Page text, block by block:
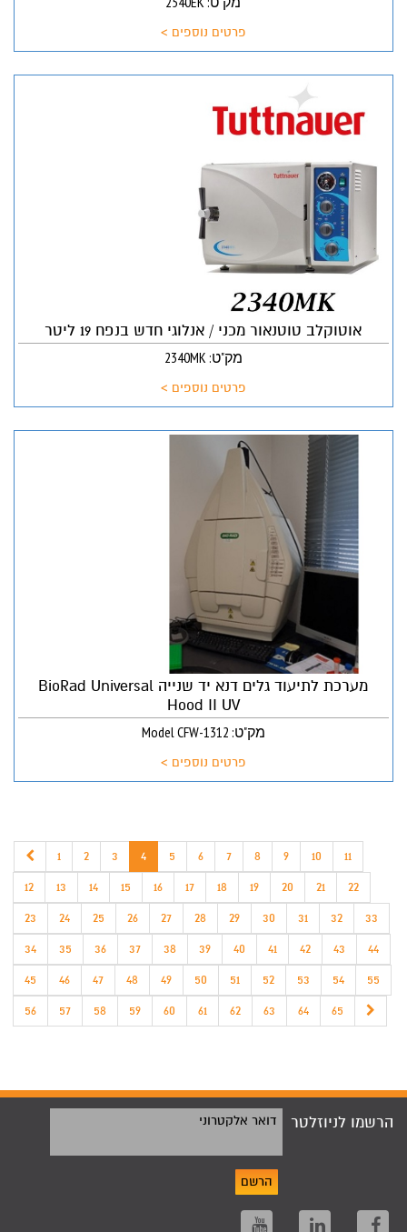
פרטים נוספים >
אוטוקלב טוטנאור מכני / אנלוגי חדש בנפח 19 ליטר
מק"ט: 2340MK
פרטים נוספים >
מערכת לתיעוד גלים דנא יד שנייה BioRad Universal
Hood II UV
מק"ט: Model CFW-1312
פרטים נוספים >
1 2 3 4 5 6 7 8 9 10
11
12
13 14 15 16 17 18 19 20 21
22
23
24 25 26 27 28 29 30 31 32
33
34
35 36 37 38 39 40 41 42 43
44
45
46 47 48 49 50 51 52 53 54
55
56
57 58 59 60 61 62 63 64 65
הרשמו לניוזלטר דואר אלקטרוני
הרשם